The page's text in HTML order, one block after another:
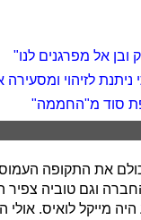
אל מפרגנים לנו"
ניתנת לזיהוי
סוד מ"החממה"
את התקופה
וגם טוביה צפיר
מייקל לואיס. אולי